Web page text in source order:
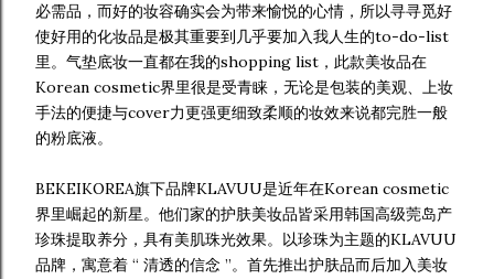
必需品，而好的妆容确实会为带来愉悦的心情，所以寻寻觅好
使好用的化妆品是极其重要到几乎要加入我人生的to-do-list
里。气垫底妆一直都在我的shopping list，此款美妆品在
Korean cosmetic界里很是受青睐，无论是包装的美观、上妆
手法的便捷与cover力更强更细致柔顺的妆效来说都完胜一般
的粉底液。
BEKEIKOREA旗下品牌KLAVUU是近年在Korean cosmetic
界里崛起的新星。他们家的护肤美妆品皆采用韩国高级莞岛产
珍珠提取养分，具有美肌珠光效果。以珍珠为主题的KLAVUU
品牌，寓意着 “ 清透的信念 ”。首先推出护肤品而后加入美妆